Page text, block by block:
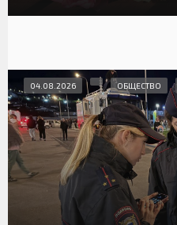
04.08.2026 ОБЩЕСТВО